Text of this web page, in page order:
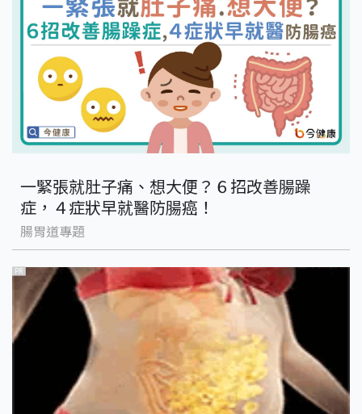
一緊張就肚子痛、想大便？６招改善腸躁
症，４症狀早就醫防腸癌！
腸胃道專題
PR